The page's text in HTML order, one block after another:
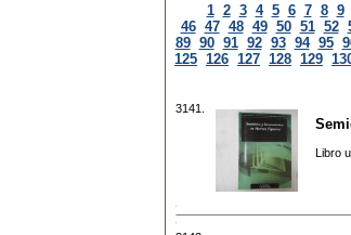
1 2 3 4 5 6 7 8 9
46 47 48 49 50 51 52
89 90 91 92 93 94 95
125 126 127 128 129
3141.
Libro